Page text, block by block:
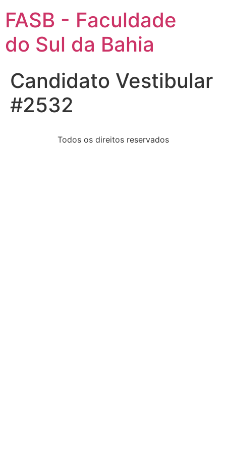
FASB - Faculdade
do Sul da Bahia
Candidato Vestibular
#2532
Todos os direitos reservados